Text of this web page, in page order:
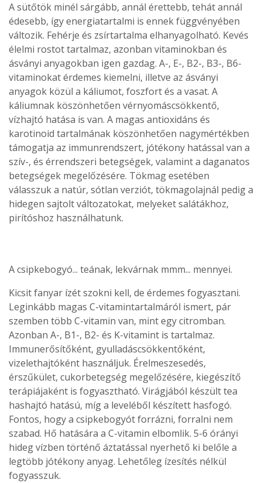
A sütőtök minél sárgább, annál érettebb, tehát annál
édesebb, így energiatartalmi is ennek függvényében
változik. Fehérje és zsírtartalma elhanyagolható. Kevés
élelmi rostot tartalmaz, azonban vitaminokban és
ásványi anyagokban igen gazdag. A-, E-, B2-, B3-, B6-
vitaminokat érdemes kiemelni, illetve az ásványi
anyagok közül a káliumot, foszfort és a vasat. A
káliumnak köszönhetően vérnyomáscsökkentő,
vízhajtó hatása is van. A magas antioxidáns és
karotinoid tartalmának köszönhetően nagymértékben
támogatja az immunrendszert, jótékony hatással van a
szív-, és érrendszeri betegségek, valamint a daganatos
betegségek megelőzésére. Tökmag esetében
válasszuk a natúr, sótlan verziót, tökmagolajnál pedig a
hidegen sajtolt változatokat, melyeket salátákhoz,
pirítóshoz használhatunk.
A csipkebogyó... teának, lekvárnak mmm... mennyei.
Kicsit fanyar ízét szokni kell, de érdemes fogyasztani.
Leginkább magas C-vitamintartalmáról ismert, pár
szemben több C-vitamin van, mint egy citromban.
Azonban A-, B1-, B2- és K-vitamint is tartalmaz.
Immunerősítőként, gyulladáscsökkentőként,
vizelethajtóként használjuk. Érelmeszesedés,
érszűkület, cukorbetegség megelőzésére, kiegészítő
terápiájaként is fogyasztható. Virágjából készült tea
hashajtó hatású, míg a leveléből készített hasfogó.
Fontos, hogy a csipkebogyót forrázni, forralni nem
szabad. Hő hatására a C-vitamin elbomlik. 5-6 órányi
hideg vízben történő áztatással nyerhető ki belőle a
legtöbb jótékony anyag. Lehetőleg ízesítés nélkül
fogyasszuk.